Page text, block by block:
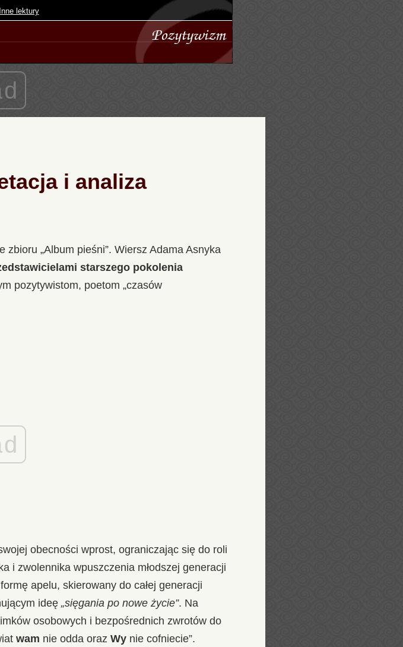
Inne lektury
i analiza
zbioru „Album pieśni”. Wiersz Adama Asnyka
starszego pokolenia
pozytywistom, poetom „czasów
obecności wprost, ograniczając się do roli
i zwolennika wpuszczenia młodszej generacji
apelu, skierowany do całej generacji
ideę „sięgania po nowe życie”. Na
osobowych i bezpośrednich zwrotów do
wam nie odda oraz Wy nie cofniecie”.